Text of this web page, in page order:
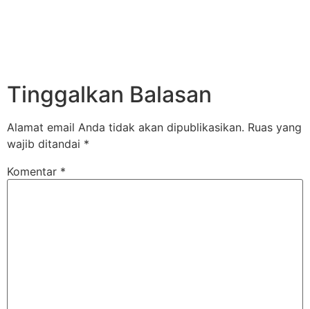
Tinggalkan Balasan
Alamat email Anda tidak akan dipublikasikan. Ruas yang
wajib ditandai *
Komentar *